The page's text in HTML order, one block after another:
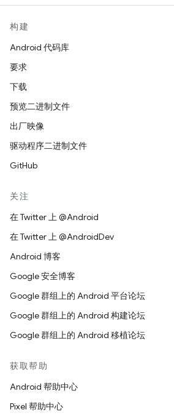
构建
Android 代码库
要求
下载
预览二进制文件
出厂映像
驱动程序二进制文件
GitHub
关注
在 Twitter 上 @Android
在 Twitter 上 @AndroidDev
Android 博客
Google 安全博客
Google 群组上的 Android 平台论坛
Google 群组上的 Android 构建论坛
Google 群组上的 Android 移植论坛
获取帮助
Android 帮助中心
Pixel 帮助中心